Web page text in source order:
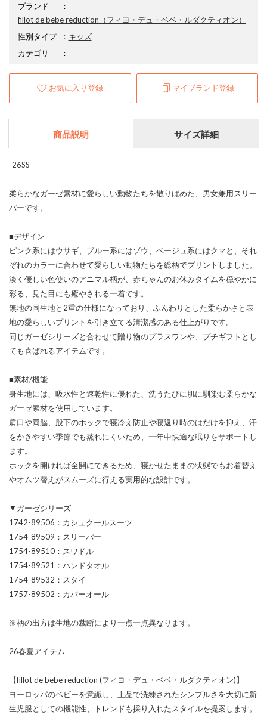
ブランド
：
fillot de bebe reduction （フィヨ・デュ・ベベ・ルダクティオン）
性別タイプ
： キッズ
カテゴリ
：
お気に入り登録 マイブランド登録
商品説明 サイズ詳細
-26SS-
柔らかなガーゼ素材に愛らしい動物たちを散りばめた、男女兼用スリー
パーです。
■デザイン
ピンク系にはウサギ、ブルー系にはゾウ、ベージュ系にはクマと、それ
ぞれのカラーに合わせて愛らしい動物たちを総柄でプリントしました。
淡く優しい色使いのアニマル柄が、赤ちゃんのお休みタイムを穏やかに
彩る、見た目にも癒やされる一着です。
無地の同生地と2重の仕様になっており、ふんわりとした柔らかさと表
地の愛らしいプリントを引き立てる清潔感のある仕上がりです。
同じガーゼシリーズと合わせて贈り物のプラスワンや、プチギフトとし
ても喜ばれるアイテムです。
■素材/機能
身生地には、吸水性と速乾性に優れた、洗うたびに肌に馴染む柔らかな
ガーゼ素材を使用しています。
肩口や両脇、股下のホックで寝冷え防止や寝返り時のはだけを抑え、汗
をかきやすい季節でも蒸れにくいため、一年中快適な眠りをサポートし
ます。
ホックを開ければ全開にできるため、寝かせたままの状態でもお着替え
やオムツ替えがスムーズに行える実用的な設計です。
▼ガーゼシリーズ
1742-89506：カシュクールスーツ
1754-89509：スリーパー
1754-89510：スワドル
1754-89521：ハンドタオル
1754-89532：スタイ
1757-89502：カバーオール
※柄の出方は生地の裁断により一点一点異なります。
26春夏アイテム
【fillot de bebe reduction (フィヨ・デュ・ベベ・ルダクティオン)】
ヨーロッパのベビーを意識し、上品で洗練されたシンプルさを大切に新
生児服としての機能性、トレンドも採り入れたスタイルを提案します。